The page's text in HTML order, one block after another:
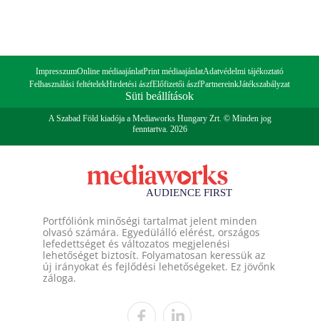
ImpresszumOnline médiaajánlatPrint médiaajánlatAdatvédelmi tájékoztató
Felhasználási feltételekHirdetési ászfElőfizetői ászfPartnereinkJátékszabályzat
Süti beállítások
A Szabad Föld kiadója a Mediaworks Hungary Zrt. © Minden jog
fenntartva. 2026
Portfóliónk minőségi tartalmat jelent minden
olvasó számára. Egyedülálló elérést, országos
lefedettséget és változatos megjelenési
lehetőséget biztosít. Folyamatosan keressük az
új irányokat és fejlődési lehetőségeket. Ez jövőnk
záloga.